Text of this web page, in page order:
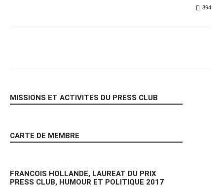
894
MISSIONS ET ACTIVITES DU PRESS CLUB
CARTE DE MEMBRE
FRANCOIS HOLLANDE, LAUREAT DU PRIX
PRESS CLUB, HUMOUR ET POLITIQUE 2017